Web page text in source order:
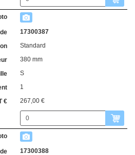
17300387
Standard
380 mm
S
1
267,00 €
17300388